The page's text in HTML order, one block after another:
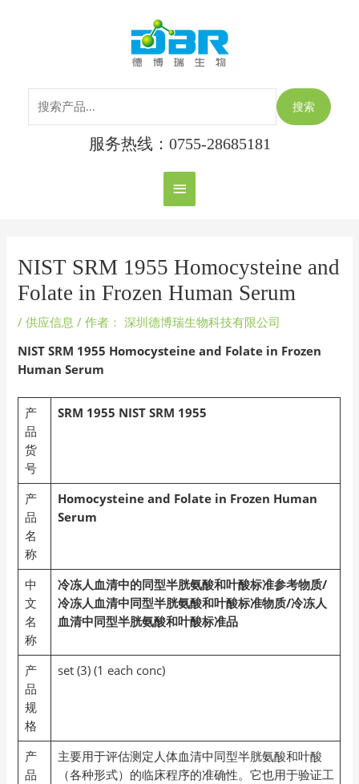
主
菜
单
搜索
服务热线：0755-28685181
NIST SRM 1955 Homocysteine and
Folate in Frozen Human Serum
/供应信息 / 作者： 深圳德博瑞生物科技有限公司
NIST SRM 1955 Homocysteine and Folate in Frozen
Human Serum
产
品
货
号
SRM 1955 NIST SRM 1955
产
品
名
称
Homocysteine and Folate in Frozen Human
Serum
中
文
名
称
冷冻人血清中的同型半胱氨酸和叶酸标准参考物质/
冷冻人血清中同型半胱氨酸和叶酸标准物质/冷冻人
血清中同型半胱氨酸和叶酸标准品
产
品
规
格
set (3) (1 each conc)
产
品
主要用于评估测定人体血清中同型半胱氨酸和叶酸
（各种形式）的临床程序的准确性。它也用于验证工